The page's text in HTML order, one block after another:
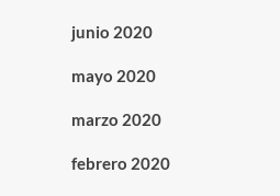
junio 2020
mayo 2020
marzo 2020
febrero 2020